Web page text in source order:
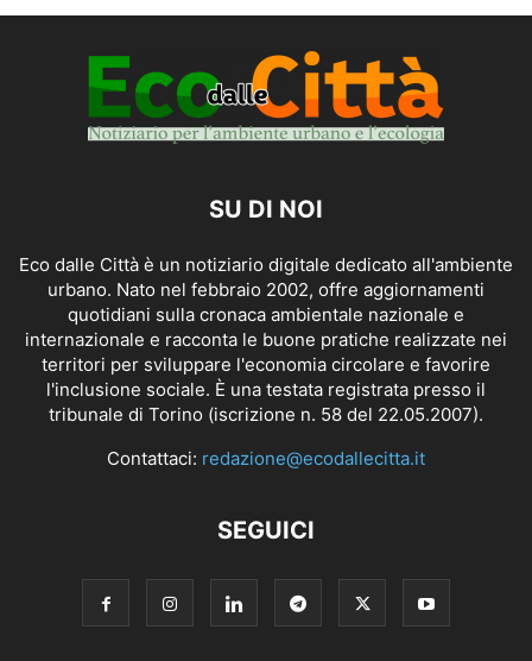
SU DI NOI
Eco dalle Città è un notiziario digitale dedicato all'ambiente
urbano. Nato nel febbraio 2002, offre aggiornamenti
quotidiani sulla cronaca ambientale nazionale e
internazionale e racconta le buone pratiche realizzate nei
territori per sviluppare l'economia circolare e favorire
l'inclusione sociale. È una testata registrata presso il
tribunale di Torino (iscrizione n. 58 del 22.05.2007).
Contattaci: redazione@ecodallecitta.it
SEGUICI